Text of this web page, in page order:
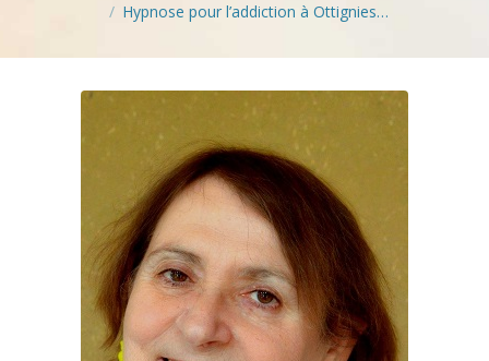
Hypnose pour l’addiction à Ottignies…